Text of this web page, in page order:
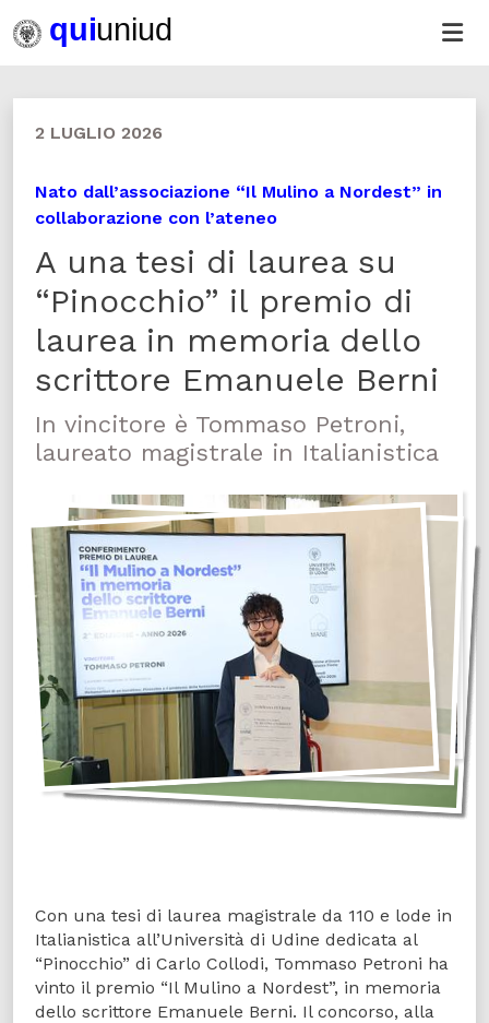
2 LUGLIO 2026
Nato dall’associazione “Il Mulino a Nordest” in
collaborazione con l’ateneo
A una tesi di laurea su
“Pinocchio” il premio di
laurea in memoria dello
scrittore Emanuele Berni
In vincitore è Tommaso Petroni,
laureato magistrale in Italianistica
Con una tesi di laurea magistrale da 110 e lode in
Italianistica all’Università di Udine dedicata al
“Pinocchio” di Carlo Collodi, Tommaso Petroni ha
vinto il premio “Il Mulino a Nordest”, in memoria
dello scrittore Emanuele Berni. Il concorso, alla